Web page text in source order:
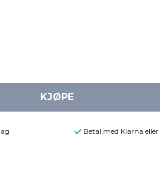
KJØPE
Betal med Klarna eller